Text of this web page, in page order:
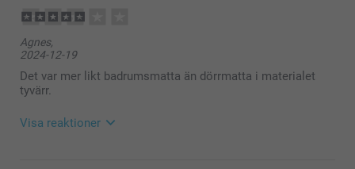
Agnes,
2024-12-19
Det var mer likt badrumsmatta än dörrmatta i materialet
tyvärr.
Visa reaktioner